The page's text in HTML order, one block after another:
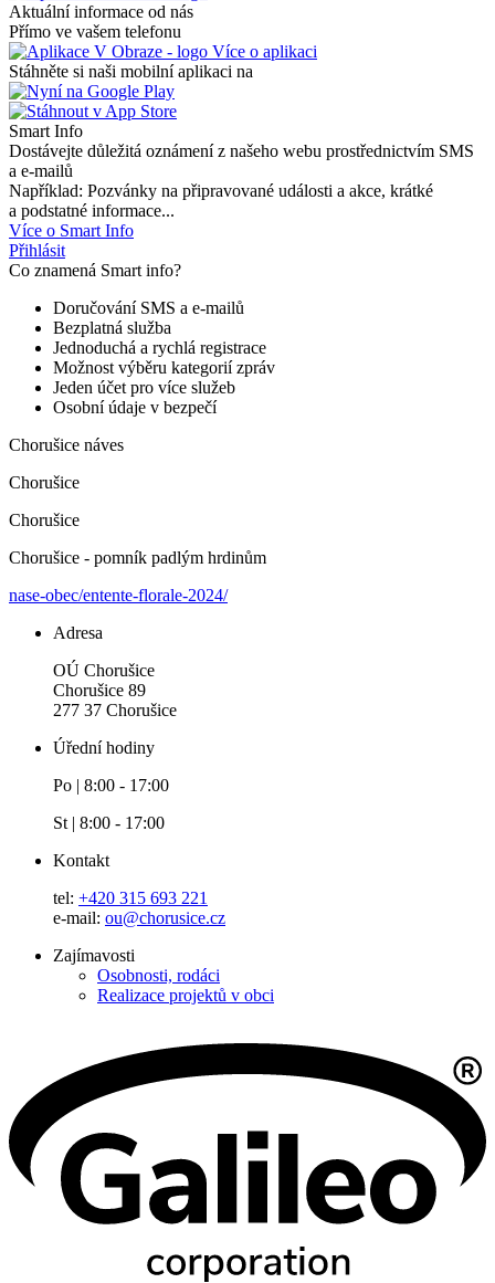
Aktuální informace od nás
Přímo ve vašem telefonu
Více o aplikaci
Stáhněte si naši mobilní aplikaci na
Smart Info
Dostávejte důležitá oznámení z našeho webu prostřednictvím SMS
a e-mailů
Například: Pozvánky na připravované události a akce, krátké
a podstatné informace...
Více o Smart Info
Přihlásit
Co znamená Smart info?
Doručování SMS a e-mailů
Bezplatná služba
Jednoduchá a rychlá registrace
Možnost výběru kategorií zpráv
Jeden účet pro více služeb
Osobní údaje v bezpečí
Chorušice náves
Chorušice
Chorušice
Chorušice - pomník padlým hrdinům
nase-obec/entente-florale-2024/
Adresa
OÚ Chorušice
Chorušice 89
277 37 Chorušice
Úřední hodiny
Po | 8:00 - 17:00
St | 8:00 - 17:00
Kontakt
tel: +420 315 693 221
e-mail: ou@chorusice.cz
Zajímavosti
Osobnosti, rodáci
Realizace projektů v obci